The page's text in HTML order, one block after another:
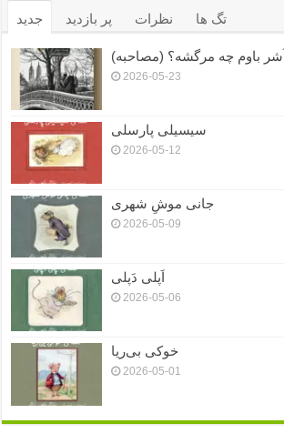
جدید پر بازدید نظرات تگ ها
باوم چه مرگشه؟ (مصاحبه)
2026-05-23
سیسیلی پارسلی
2026-05-12
جانی موشِ شهری
2026-05-09
اَپلی دَپلی
2026-05-06
خوکی بی‌ریا
2026-05-01